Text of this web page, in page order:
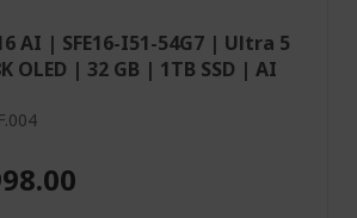
AI | SFE16-I51-54G7 | Ultra 5
OLED | 32 GB | 1TB SSD | AI